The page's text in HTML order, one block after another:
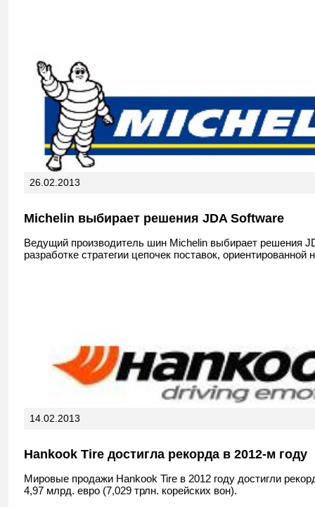
26.02.2013
Michelin выбирает решения JDA Software
Ведущий производитель шин Michelin выбирает решения
разработке стратегии цепочек поставок, ориентированной
14.02.2013
Hankook Tire достигла рекорда в 2012-м году
Мировые продажи Hankook Tire в 2012 году достигли
4,97 млрд. евро (7,029 трлн. корейских вон).